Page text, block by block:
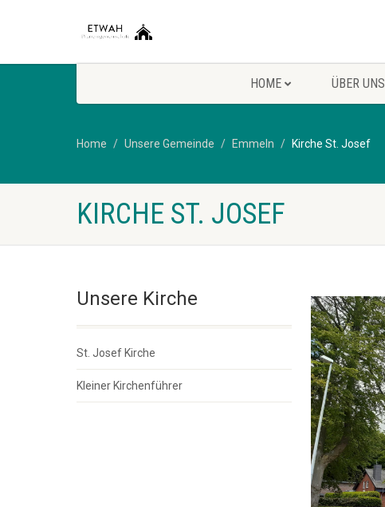
HOME ÜBER UNS
Home Unsere Gemeinde Emmeln Kirche St. Josef
KIRCHE ST. JOSEF
Unsere Kirche
St. Josef Kirche
Kleiner Kirchenführer